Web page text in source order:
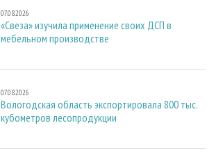
07.08.2026
«Свеза» изучила применение своих ДСП в
мебельном производстве
07.08.2026
Вологодская область экспортировала 800 тыс.
кубометров лесопродукции